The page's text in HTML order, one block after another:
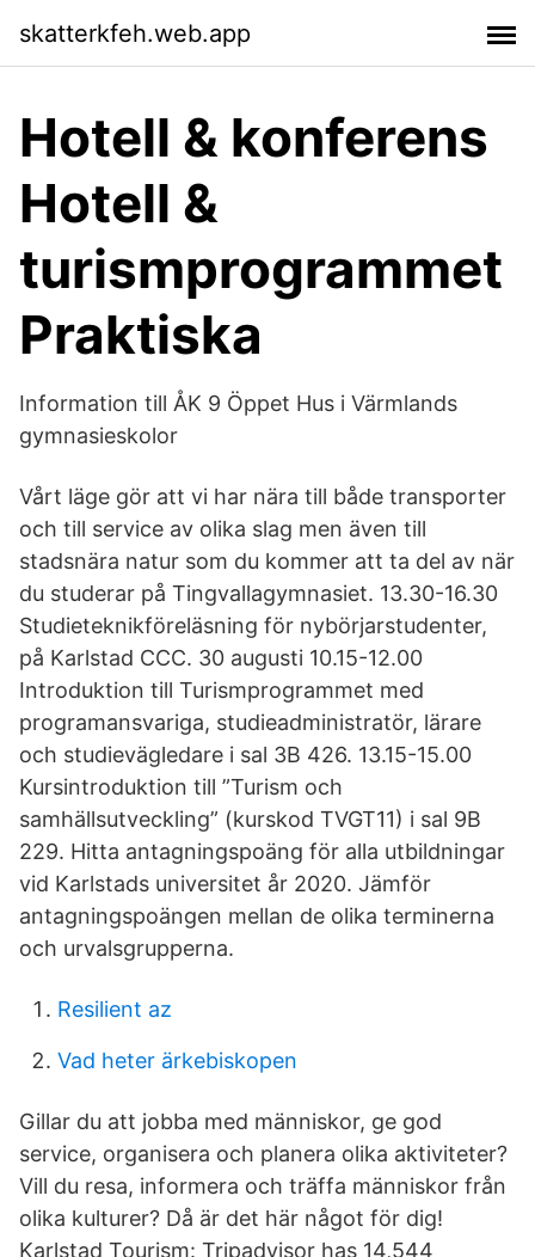
skatterkfeh.web.app
Hotell & konferens
Hotell &
turismprogrammet
Praktiska
Information till ÅK 9 Öppet Hus i Värmlands
gymnasieskolor
Vårt läge gör att vi har nära till både transporter
och till service av olika slag men även till
stadsnära natur som du kommer att ta del av när
du studerar på Tingvallagymnasiet. 13.30-16.30
Studieteknikföreläsning för nybörjarstudenter,
på Karlstad CCC. 30 augusti 10.15-12.00
Introduktion till Turismprogrammet med
programansvariga, studieadministratör, lärare
och studievägledare i sal 3B 426. 13.15-15.00
Kursintroduktion till ”Turism och
samhällsutveckling” (kurskod TVGT11) i sal 9B
229. Hitta antagningspoäng för alla utbildningar
vid Karlstads universitet år 2020. Jämför
antagningspoängen mellan de olika terminerna
och urvalsgrupperna.
Resilient az
Vad heter ärkebiskopen
Gillar du att jobba med människor, ge god
service, organisera och planera olika aktiviteter?
Vill du resa, informera och träffa människor från
olika kulturer? Då är det här något för dig!
Karlstad Tourism: Tripadvisor has 14,544